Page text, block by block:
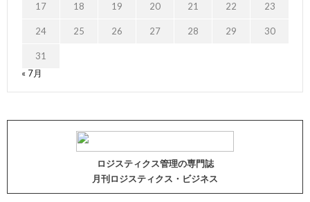
17 18 19 20 21 22 23
24 25 26 27 28 29 30
31
« 7月
ロジスティクス管理の専門誌
月刊ロジスティクス・ビジネス